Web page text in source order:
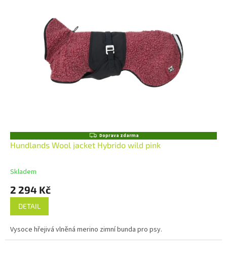
Z
D
A
Doprava zdarma
Hundlands Wool jacket Hybrido wild pink
Skladem
2 294 Kč
DETAIL
Vysoce hřejivá vlněná merino zimní bunda pro psy.